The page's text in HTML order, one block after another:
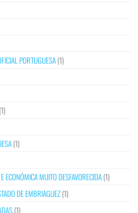
PORTUGUESA(1)
(1)
(1)
ECONÓMICA MUITO DESFAVORECIDA(1)
DE EMBRIAGUEZ(1)
(1)